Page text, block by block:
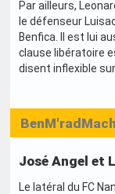
Par ailleurs,
le défenseur
Benfica. Il est lui
clause libératoire
disent inflexible
José Angel et
Le latéral du FC